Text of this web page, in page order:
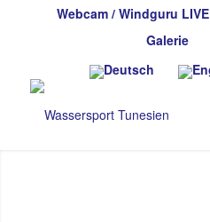
Webcam / Windguru LIVE
Galerie